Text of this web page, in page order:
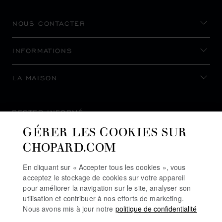
NOUS CONTACTER
INFORMATIONS
LA MAISON
RESTER INFORMÉ
S’INSCRIRE À LA NEWSLETTER
GÉRER LES COOKIES SUR
CHOPARD.COM
En cliquant sur « Accepter tous les cookies », vous
acceptez le stockage de cookies sur votre appareil
pour améliorer la navigation sur le site, analyser son
utilisation et contribuer à nos efforts de marketing.
Nous avons mis à jour notre politique de confidentialité